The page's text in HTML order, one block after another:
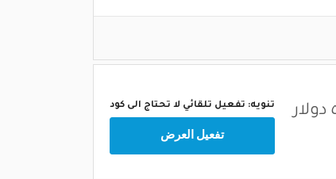
تنويه: تفعيل تلقائي لا تحتاج الى كود
تفعيل العرض